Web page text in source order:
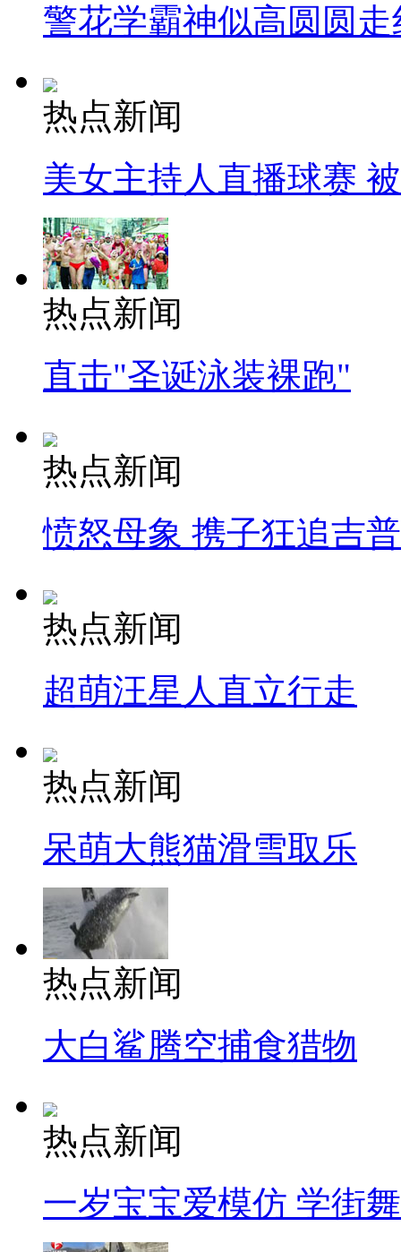
警花学霸神似高圆圆走
热点新闻
美女主持人直播球赛
热点新闻
直击"圣诞泳装裸跑"
热点新闻
愤怒母象 携子狂追吉
热点新闻
超萌汪星人直立行走
热点新闻
呆萌大熊猫滑雪取乐
热点新闻
大白鲨腾空捕食猎物
热点新闻
一岁宝宝爱模仿 学街